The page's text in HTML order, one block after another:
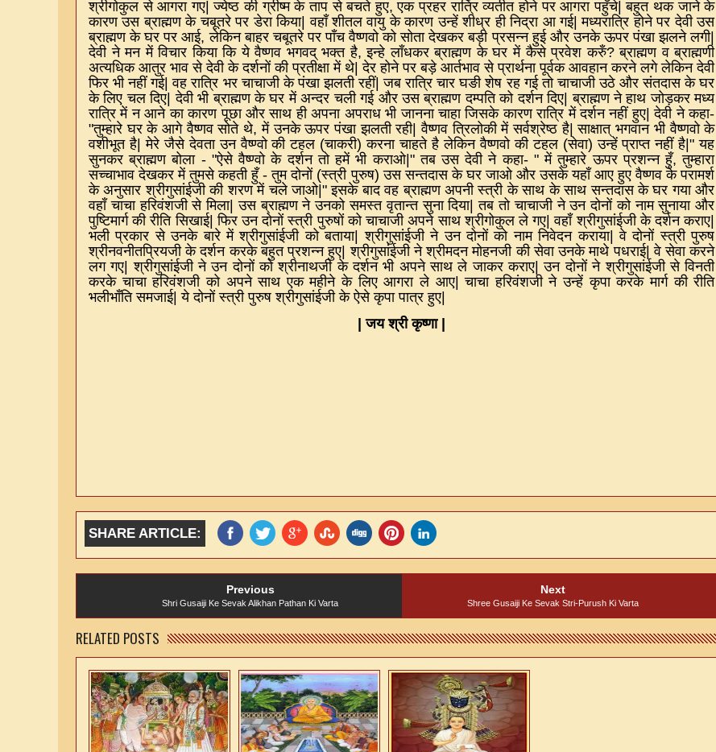
श्रीगोकुल से आगरा गए|ज्येष्ठ की ग्रीष्म के ताप से बचते हुए,एक प्रहर रात्रि व्यतीत होने पर आगरा पहुँचे|बहुत थक जाने के
कारण उस ब्राह्मण के चबूतरे पर डेरा किया|वहाँ शीतल वायु के कारण उन्हें शीध्र ही निद्रा आ गई|मध्यरात्रि होने पर देवी उस
ब्राह्मण के घर पर आई,लेकिन बाहर चबूतरे पर पाँच वैष्णवो को सोता देखकर बड़ी प्रसन्न हुई और उनके ऊपर पंखा झलने लगी|
देवी ने मन में विचार किया कि ये वैष्णव भगवद् भक्त है,इन्हे लाँधकर ब्राह्मण के घर में कैसे प्रवेश करुँ?ब्राह्मण व ब्राह्मणी
अत्यधिक आतुर भाव से देवी के दर्शनों की प्रतीक्षा में थे |देर होने पर बड़े आर्तभाव से प्रार्थना पूर्वक आवहान करने लगे लेकिन देवी
फिर भी नहीं गई|वह रात्रि भर चाचाजी के पंखा झलती रहीं|जब रात्रि चार घङी शेष रह गई तो चाचाजी उठे और संतदास के घर
के लिए चल दिए |देवी भी ब्राह्मण के घर में अन्दर चली गई और उस ब्राह्मण दम्पति को दर्शन दिए |ब्राह्मण ने हाथ जोड़कर मध्य
रात्रि में न आने का कारण पूछा और साथ ही अपना अपराध भी जानना चाहा जिसके कारण रात्रि में दर्शन नहीं हुए|देवी ने कहा-
"तुम्हारे घर के आगे वैष्णव सोते थे,में उनके ऊपर पंखा झलती रही|वैष्णव त्रिलोकी में सर्वश्रेष्ठ है|साक्षात् भगवान भी वैष्णवो के
वशीभूत है|मेरे जैसे देवता उन वैष्ण्वो की टहल (चाकरी)करना चाहते है लेकिन वैष्णवो की टहल (सेवा)उन्हें प्राप्त नहीं है |"यह
सुनकर ब्राह्मण बोला - "ऐसे वैष्ण्वो के दर्शन तो हमें भी कराओ|"तब उस देवी ने कहा- "में तुम्हारे ऊपर प्रशन्न हुँ,तुम्हारा
सच्चाभाव देखकर में तुमसे कहती हुँ-तुम दोनों (स्त्री पुरुष)उस सन्तदास के घर जाओ और उसके यहाँ आए हुए वैष्णव के परामर्श
के अनुसार श्रीगुसांईजी की शरण में चले जाओ|"इसके बाद वह ब्राह्मण अपनी स्त्री के साथ के साथ सन्तदास के घर गया और
वहाँ चाचा हरिवंशजी से मिला|उस ब्राह्मण ने उनको समस्त वृतान्त सुना दिया|तब तो चाचाजी ने उन दोनों को नाम सुनाया और
पुष्टिमार्ग की रीति सिखाई|फिर उन दोनों स्त्री पुरुषों को चाचाजी अपने साथ श्रीगोकुल ले गए |वहाँ श्रीगुसांईजी के दर्शन कराए
भली प्रकार से उनके बारे में श्रीगुसांईजी को बताया|श्रीगुसांईजी ने उन दोनों को नाम निवेदन कराया|वे दोनों स्त्री पुरुष
श्रीनवनीतप्रियजी के दर्शन करके बहुत प्रशन्न हुए |श्रीगुसांईजी ने श्रीमदन मोहनजी की सेवा उनके माथे पधराई|वे सेवा करने
लग गए |श्रीगुसांईजी ने उन दोनों को श्रीनाथजी के दर्शन भी अपने साथ ले जाकर कराए |उन दोनों ने श्रीगुसांईजी से विनती
करके चाचा हरिवंशजी को अपने साथ एक महीने के लिए आगरा ले आए|चाचा हरिवंशजी ने उन्हें कृपा करके मार्ग की रीति
भलीभाँति समजाई|ये दोनों स्त्री पुरुष श्रीगुसांईजी के ऐसे कृपा पात्र हुए
|जय श्री कृष्णा |
SHARE ARTICLE:
Previous
Shri Gusaiji Ke Sevak Alikhan Pathan Ki Varta
Next
Shree Gusaiji Ke Sevak Stri-Purush Ki Varta
RELATED POSTS